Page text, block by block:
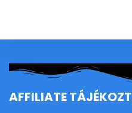
AFFILIATE